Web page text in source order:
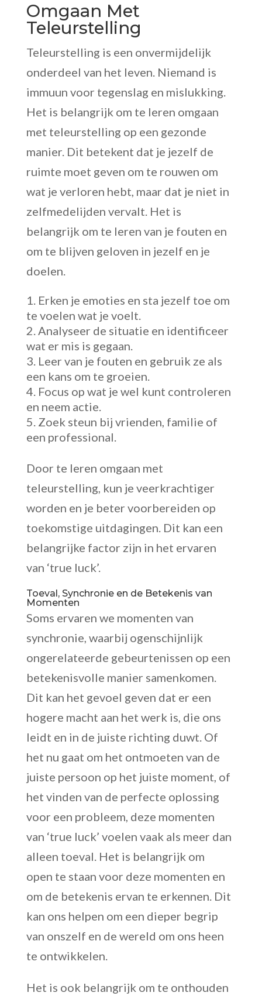
Omgaan Met
Teleurstelling
Teleurstelling is een onvermijdelijk
onderdeel van het leven. Niemand is
immuun voor tegenslag en mislukking.
Het is belangrijk om te leren omgaan
met teleurstelling op een gezonde
manier. Dit betekent dat je jezelf de
ruimte moet geven om te rouwen om
wat je verloren hebt, maar dat je niet in
zelfmedelijden vervalt. Het is
belangrijk om te leren van je fouten en
om te blijven geloven in jezelf en je
doelen.
Erken je emoties en sta jezelf toe om
te voelen wat je voelt.
Analyseer de situatie en identificeer
wat er mis is gegaan.
Leer van je fouten en gebruik ze als
een kans om te groeien.
Focus op wat je wel kunt controleren
en neem actie.
Zoek steun bij vrienden, familie of
een professional.
Door te leren omgaan met
teleurstelling, kun je veerkrachtiger
worden en je beter voorbereiden op
toekomstige uitdagingen. Dit kan een
belangrijke factor zijn in het ervaren
van ‘true luck’.
Toeval, Synchronie en de Betekenis van
Momenten
Soms ervaren we momenten van
synchronie, waarbij ogenschijnlijk
ongerelateerde gebeurtenissen op een
betekenisvolle manier samenkomen.
Dit kan het gevoel geven dat er een
hogere macht aan het werk is, die ons
leidt en in de juiste richting duwt. Of
het nu gaat om het ontmoeten van de
juiste persoon op het juiste moment, of
het vinden van de perfecte oplossing
voor een probleem, deze momenten
van ‘true luck’ voelen vaak als meer dan
alleen toeval. Het is belangrijk om
open te staan voor deze momenten en
om de betekenis ervan te erkennen. Dit
kan ons helpen om een dieper begrip
van onszelf en de wereld om ons heen
te ontwikkelen.
Het is ook belangrijk om te onthouden